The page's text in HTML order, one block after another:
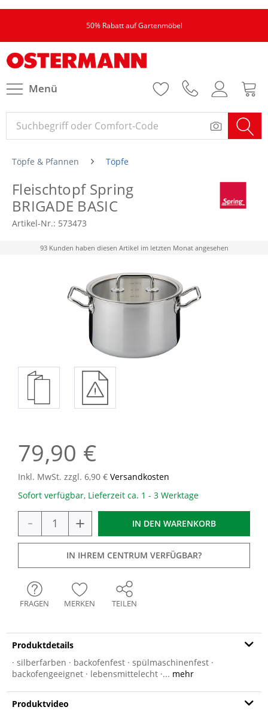
50% Rabatt auf Gartenmöbel
Menü
Töpfe & Pfannen Töpfe
Fleischtopf Spring
BRIGADE BASIC
Artikel-Nr.: 573473
93 Kunden haben diesen Artikel im letzten Monat angesehen
79,90 €
Inkl. MwSt. zzgl. 6,90 € Versandkosten
Sofort verfügbar, Lieferzeit ca. 1 - 3 Werktage
- + IN DEN WARENKORB
IN IHREM CENTRUM VERFÜGBAR?
FRAGEN MERKEN TEILEN
Produktdetails
· silberfarben · backofenfest · spülmaschinenfest ·
backofengeeignet · lebensmittelecht ·... mehr
Produktvideo